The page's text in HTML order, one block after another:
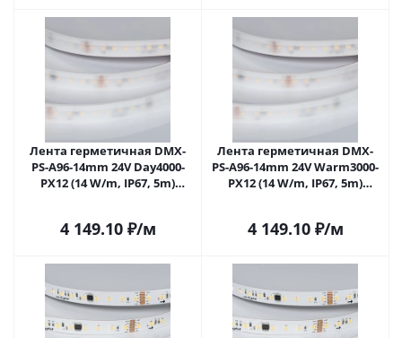
Лента герметичная DMX-
PS-A96-14mm 24V Day4000-
PX12 (14 W/m, IP67, 5m)
4 149.10₽/м
Лента герметичная DMX-
PS-A96-14mm 24V Warm3000-
PX12 (14 W/m, IP67, 5m)
4 149.10₽/м